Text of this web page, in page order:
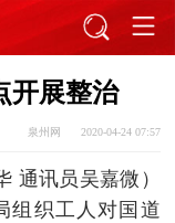
开展整治
泉州网 2020-04-24 07:57
通讯员吴嘉微）
组织工人对国道